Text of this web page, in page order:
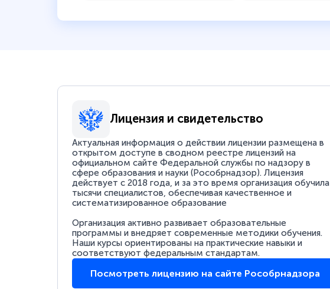
Лицензия и свидетельство
Актуальная информация о действии лицензии размещена в
открытом доступе в сводном реестре лицензий на
официальном сайте Федеральной службы по надзору в
сфере образования и науки (Рособрнадзор). Лицензия
действует с 2018 года, и за это время организация обучила
тысячи специалистов, обеспечивая качественное и
систематизированное образование
Организация активно развивает образовательные
программы и внедряет современные методики обучения.
Наши курсы ориентированы на практические навыки и
соответствуют федеральным стандартам.
Посмотреть лицензию на сайте Рособрнадзора